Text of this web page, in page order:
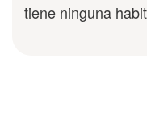
tiene ninguna